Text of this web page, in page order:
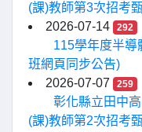
(課)教師第3次招考
2026-07-14
292
115學年度半導
班網頁同步公告)
2026-07-07
259
彰化縣立田中
(課)教師第2次招考